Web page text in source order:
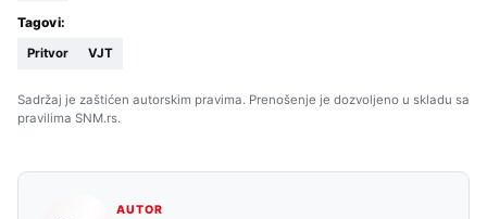
Tagovi:
Pritvor VJT
Sadržaj je zaštićen autorskim pravima. Prenošenje je dozvoljeno u skladu sa
pravilima SNM.rs.
AUTOR